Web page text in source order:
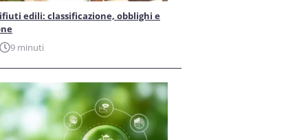
edili: classificazione, obblighi e
9 minuti